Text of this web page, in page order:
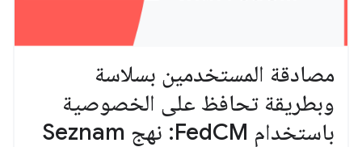
مصادقة المستخدمين بسلاسة
وبطريقة تحافظ على الخصوصية
باستخدام FedCM: نهج Seznam